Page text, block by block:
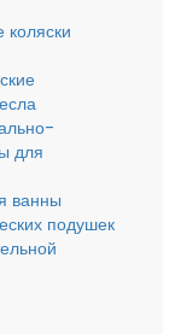
коляски
для
ванны
подушек